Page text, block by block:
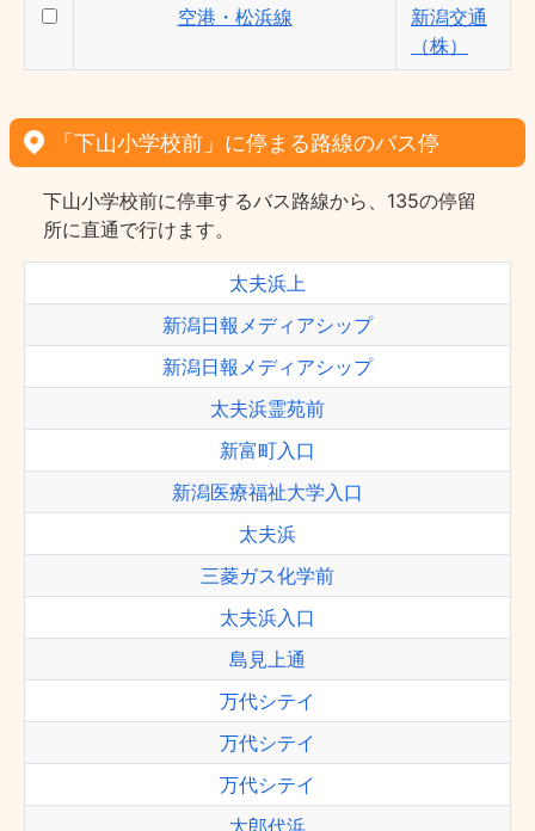
空港・松浜線
新潟交通
（株）
「下山小学校前」に停まる路線のバス停
下山小学校前に停車するバス路線から、135の停留
所に直通で行けます。
太夫浜上
新潟日報メディアシップ
新潟日報メディアシップ
太夫浜霊苑前
新富町入口
新潟医療福祉大学入口
太夫浜
三菱ガス化学前
太夫浜入口
島見上通
万代シテイ
万代シテイ
万代シテイ
太郎代浜